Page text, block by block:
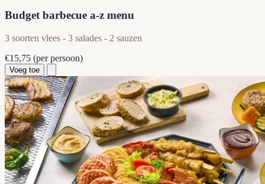
Budget barbecue a-z menu
3 soorten vlees - 3 salades - 2 sauzen
€15,75 (per persoon)
Voeg toe